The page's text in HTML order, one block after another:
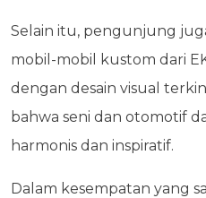
Selain itu, pengunjung
mobil-mobil kustom dari
dengan desain visual
bahwa seni dan otomotif
harmonis dan inspiratif.
Dalam kesempatan yang